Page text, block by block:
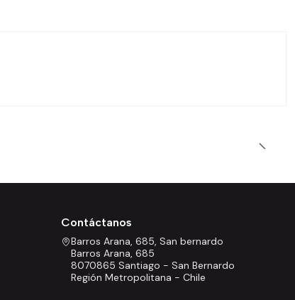
Contáctanos
Barros Arana, 685, San bernardo
Barros Arana, 685
8070865 Santiago - San Bernardo
Región Metropolitana - Chile